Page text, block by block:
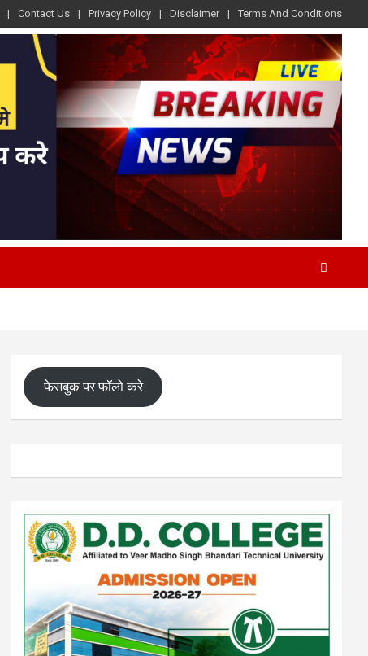
Contact Us Privacy Policy Disclaimer Terms And Conditions
फेसबुक पर फॉलो करे